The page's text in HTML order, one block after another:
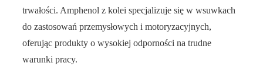
trwałości. Amphenol z kolei specjalizuje się w wsuwkach
do zastosowań przemysłowych i motoryzacyjnych,
oferując produkty o wysokiej odporności na trudne
warunki pracy.